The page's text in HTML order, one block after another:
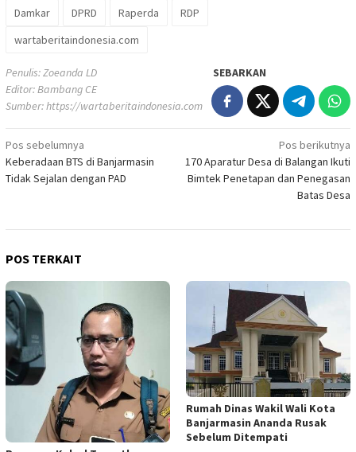
Damkar
DPRD Raperda
RDP
wartaberitaindonesia.com
Penulis: Zoeanda LD
Editor: Bambang CE
Sumber:https://wartaberitaindonesia.com
SEBARKAN
Navigasi
pos
Pos sebelumnya
Keberadaan BTS di Banjarmasin
Tidak Sejalan dengan PAD
Pos berikutnya
170 Aparatur Desa di Balangan Ikuti
Bimtek Penetapan dan Penegasan
Batas Desa
POS TERKAIT
Rumah Dinas Wakil Wali Kota
Banjarmasin Ananda Rusak
Sebelum Ditempati